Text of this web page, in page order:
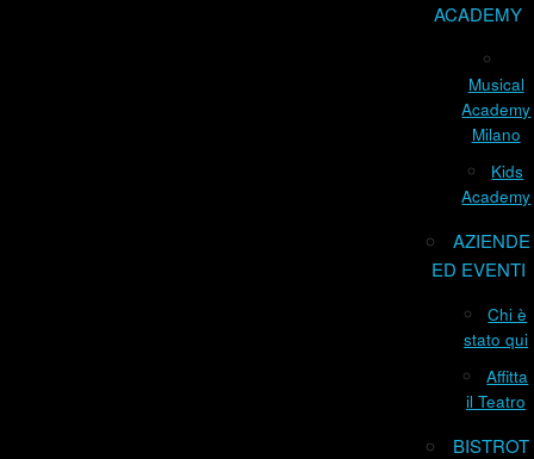
ACADEMY
Musical
Academy
Milano
Kids
Academy
AZIENDE
ED EVENTI
Chi è
stato qui
Affitta
il Teatro
BISTROT